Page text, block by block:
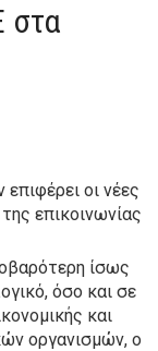
στα
οι νέες
επικοινωνίας
ίσως
όσο και σε
και
οργανισμών, ο